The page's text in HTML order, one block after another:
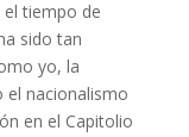
tiempo de
sido tan
yo, la
el nacionalismo
en el Capitolio